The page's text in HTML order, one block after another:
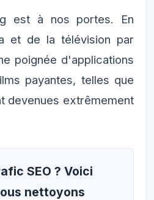
est à nos portes. En
et de la télévision par
poignée d'applications
payantes, telles que
devenues extrêmement
SEO ? Voici
nettoyons